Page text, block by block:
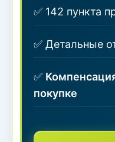
✅ 142 пункта
✅ Детальные
✅
покупке